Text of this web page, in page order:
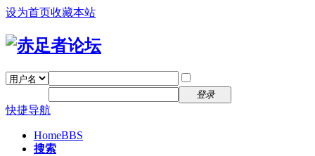
设为首页收藏本站
登录
快捷导航
HomeBBS
搜索